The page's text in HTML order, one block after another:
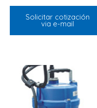
Solicitar cotización
via e-mail